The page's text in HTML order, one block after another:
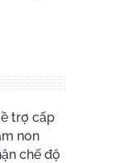
trợ cấp
non
chế độ